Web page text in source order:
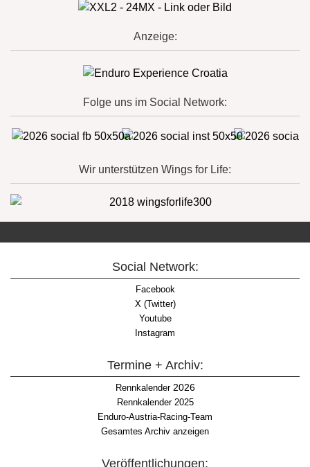
Anzeige:
Folge uns im Social Network:
Wir unterstützen Wings for Life:
Social Network:
Facebook
X (Twitter)
Youtube
Instagram
Termine + Archiv:
Rennkalender2026
Rennkalender 2025
Enduro-Austria-Racing-Team
Gesamtes Archiv anzeigen
Veröffentlichungen: